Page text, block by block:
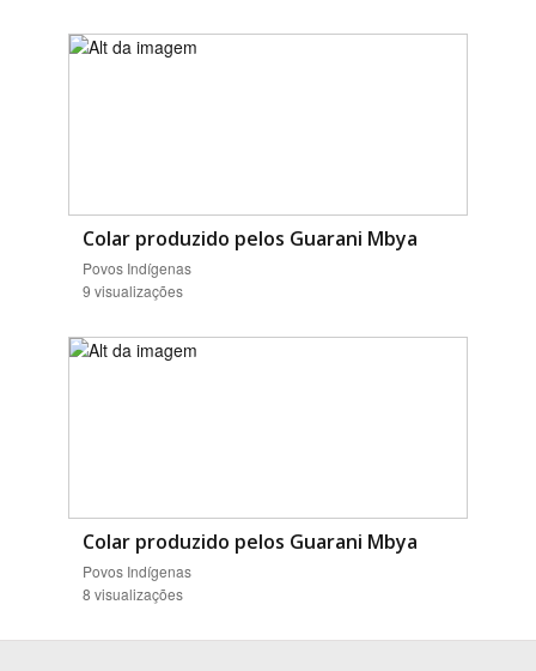
Colar produzido pelos Guarani Mbya
Povos Indígenas
9 visualizações
Colar produzido pelos Guarani Mbya
Povos Indígenas
8 visualizações